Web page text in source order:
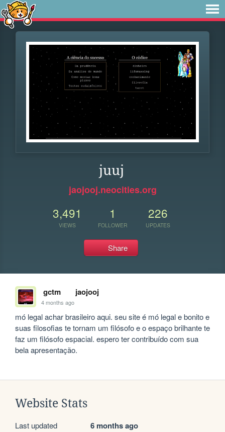
juuj
jaojooj.neocities.org
3,491
VIEWS
1
FOLLOWER
226
UPDATES
Share
gctm jaojooj
4 months ago
mó legal achar brasileiro aqui. seu site é mó legal e bonito e
suas filosofias te tornam um filósofo e o espaço brilhante te
faz um filósofo espacial. espero ter contribuído com sua
bela apresentação.
Website Stats
Last updated 6 months ago